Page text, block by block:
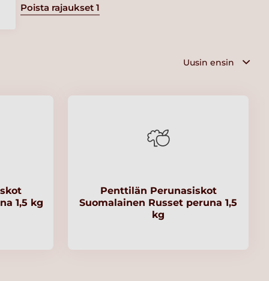
Poista rajaukset 1
1,5 kg
Penttilän Perunasiskot
Suomalainen Russet peruna 1,5
kg